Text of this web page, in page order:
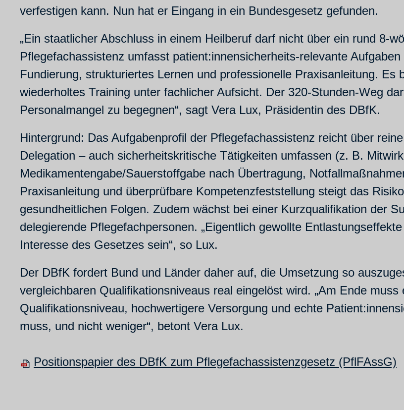
verfestigen kann. Nun hat er Eingang in ein Bundesgesetz gefunden.
„Ein staatlicher Abschluss in einem Heilberuf darf nicht über ein rund 8-
Pflegefachassistenz umfasst patient:innensicherheits-relevante
Fundierung, strukturiertes Lernen und professionelle Praxisanleitung.
wiederholtes Training unter fachlicher Aufsicht. Der 320-Stunden-Weg
Personalmangel zu begegnen“, sagt Vera Lux, Präsidentin des DBfK.
Hintergrund: Das Aufgabenprofil der Pflegefachassistenz reicht über
Delegation – auch sicherheitskritische Tätigkeiten umfassen (z. B.
Medikamentengabe/Sauerstoffgabe nach Übertragung,
Praxisanleitung und überprüfbare Kompetenzfeststellung steigt das
gesundheitlichen Folgen. Zudem wächst bei einer Kurzqualifikation der
delegierende Pflegefachpersonen. „Eigentlich gewollte
Interesse des Gesetzes sein“, so Lux.
Der DBfK fordert Bund und Länder daher auf, die Umsetzung so
vergleichbaren Qualifikationsniveaus real eingelöst wird. „Am Ende
Qualifikationsniveau, hochwertigere Versorgung und echte
muss, und nicht weniger“, betont Vera Lux.
Positionspapier des DBfK zum Pflegefachassistenzgesetz (PflFAssG)